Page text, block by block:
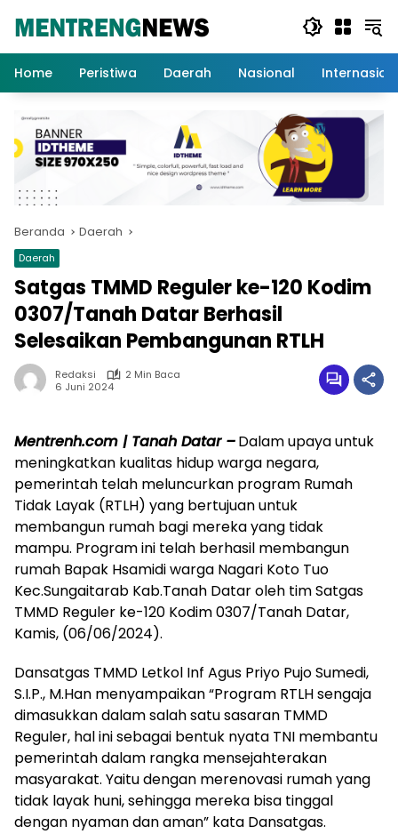
Home
Peristiwa Daerah Nasional
Beranda Daerah
Daerah
Satgas TMMD Reguler ke-120 Kodim
0307/Tanah Datar Berhasil
Selesaikan Pembangunan RTLH
Redaksi
2 Min Baca
6 Juni 2024
Mentrenh.com | Tanah Datar –Dalam upaya untuk
meningkatkan kualitas hidup warga negara,
pemerintah telah meluncurkan program Rumah
Tidak Layak (RTLH) yang bertujuan untuk
membangun rumah bagi mereka yang tidak
mampu. Program ini telah berhasil membangun
rumah Bapak Hsamidi warga Nagari Koto Tuo
Kec.Sungaitarab Kab.Tanah Datar oleh tim Satgas
TMMD Reguler ke-120 Kodim 0307/Tanah Datar,
Kamis, (06/06/2024).
Dansatgas TMMD Letkol Inf Agus Priyo Pujo Sumedi,
S.I.P., M.Han menyampaikan “Program RTLH sengaja
dimasukkan dalam salah satu sasaran TMMD
Reguler, hal ini sebagai bentuk nyata TNI membantu
pemerintah dalam rangka mensejahterakan
masyarakat. Yaitu dengan merenovasi rumah yang
tidak layak huni, sehingga mereka bisa tinggal
dengan nyaman dan aman” kata Dansatgas.